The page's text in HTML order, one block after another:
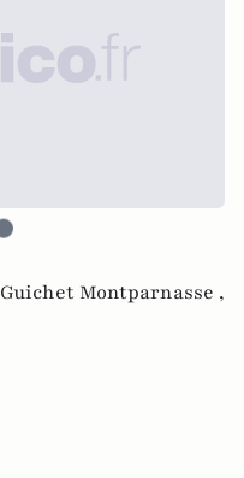
Guichet Montparnasse ,